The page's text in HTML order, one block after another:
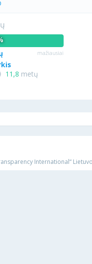
mažiausiai
11,8 metų
International“